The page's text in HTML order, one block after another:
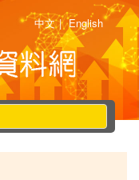
中文 | English